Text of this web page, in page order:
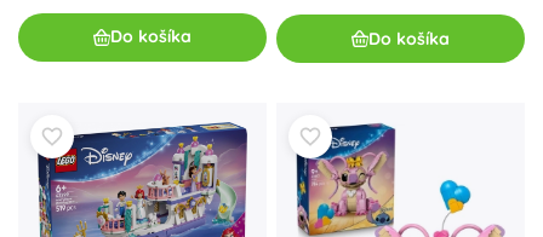
Do košíka Do košíka